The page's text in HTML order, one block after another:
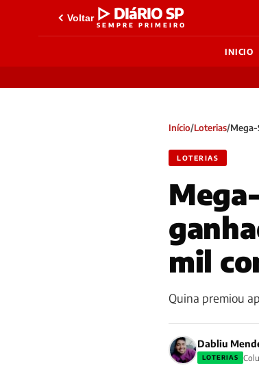
Voltar ▷ DIáRIO SP
SEMPRE PRIMEIRO
INICIO
Início/Loterias/Mega-
LOTERIAS
mil
Quina premiou
Dabliu
LOTERIAS